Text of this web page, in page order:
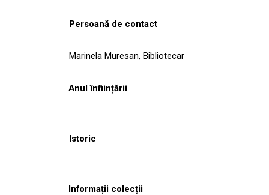
Persoană de contact
Marinela Muresan, Bibliotecar
Anul înființării
Istoric
Informații colecții